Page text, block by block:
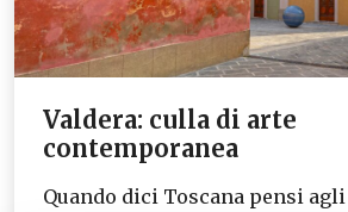
Valdera: culla di arte
contemporanea
Quando dici Toscana pensi